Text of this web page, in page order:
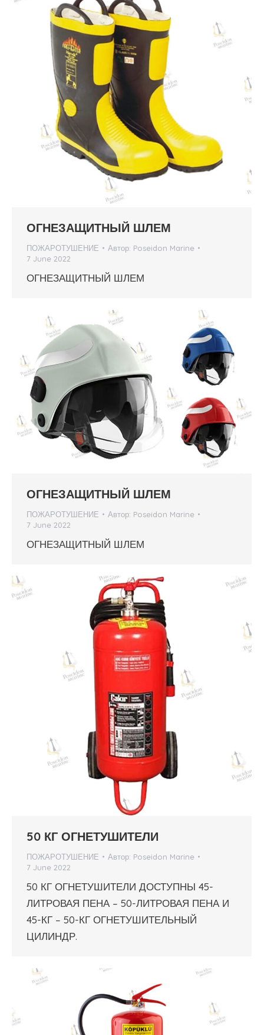
ОГНЕЗАЩИТНЫЙ ШЛЕМ
ПОЖАРОТУШЕНИЕ Автор: Poseidon Marine
7 June 2022
ОГНЕЗАЩИТНЫЙ ШЛЕМ
ОГНЕЗАЩИТНЫЙ ШЛЕМ
ПОЖАРОТУШЕНИЕ Автор: Poseidon Marine
7 June 2022
ОГНЕЗАЩИТНЫЙ ШЛЕМ
50 КГ ОГНЕТУШИТЕЛИ
ПОЖАРОТУШЕНИЕ Автор: Poseidon Marine
7 June 2022
50 КГ ОГНЕТУШИТЕЛИ ДОСТУПНЫ 45-
ЛИТРОВАЯ ПЕНА – 50-ЛИТРОВАЯ ПЕНА И
45-КГ – 50-КГ ОГНЕТУШИТЕЛЬНЫЙ
ЦИЛИНДР.